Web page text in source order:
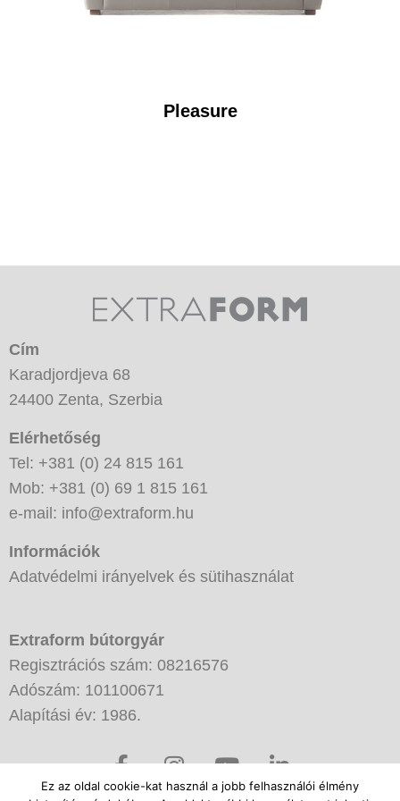
Pleasure
Cím
Karadjordjeva 68
24400 Zenta, Szerbia
Elérhetőség
Tel: +381 (0) 24 815 161
Mob: +381 (0) 69 1 815 161
e-mail: info@extraform.hu
Információk
Adatvédelmi irányelvek és sütihasználat
Extraform bútorgyár
Regisztrációs szám: 08216576
Adószám: 101100671
Alapítási év: 1986.
F
a
I
Y
o
Ez az oldal cookie-kat használ a jobb felhasználói élmény